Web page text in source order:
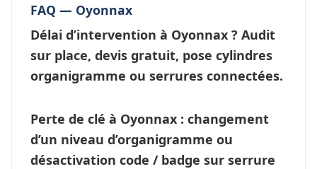
FAQ — Oyonnax
Délai d’intervention à Oyonnax ? Audit
sur place, devis gratuit, pose cylindres
organigramme ou serrures connectées.
Perte de clé à Oyonnax : changement
d’un niveau d’organigramme ou
désactivation code / badge sur serrure